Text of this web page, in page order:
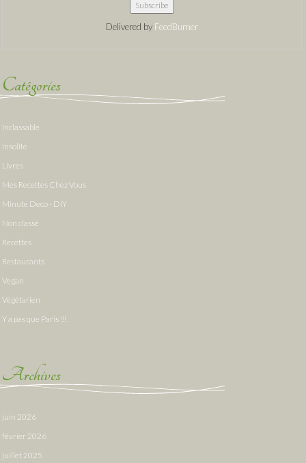
Delivered by FeedBurner
Catégories
Inclassable
Insolite
Livres
Mes Recettes Chez Vous
Minute Deco - DIY
Non classé
Recettes
Restaurants
Vegan
Végétarien
Y a pas que Paris !!!
Archives
juin 2026
février 2026
juillet 2025